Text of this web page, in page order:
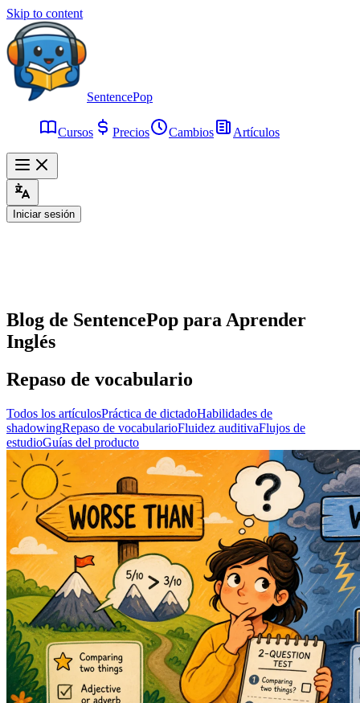
Skip to content
SentencePop
Cursos Precios Cambios Artículos
Iniciar sesión
Blog de SentencePop para Aprender
Inglés
Repaso de vocabulario
Todos los artículosPráctica de dictadoHabilidades de
shadowingRepaso de vocabularioFluidez auditivaFlujos de
estudioGuías del producto